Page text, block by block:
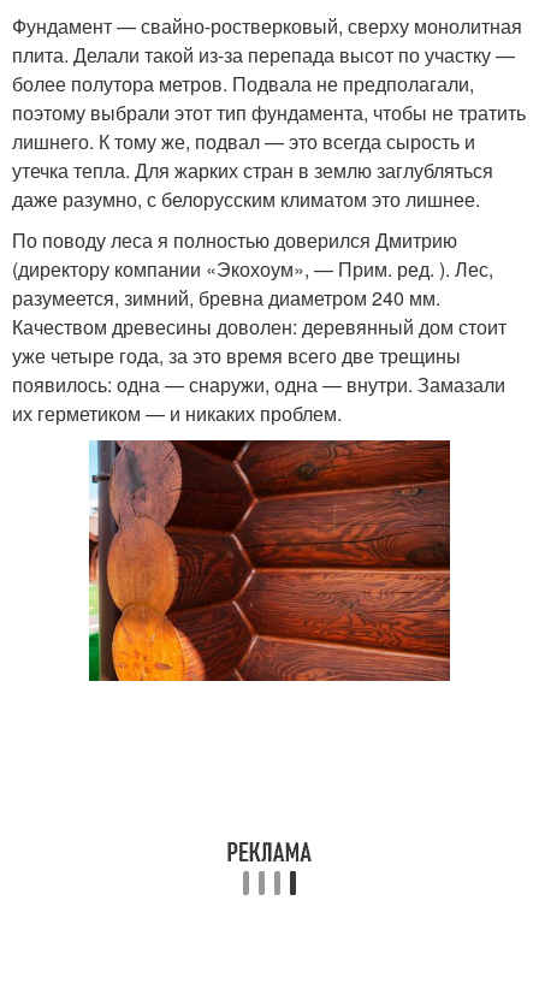
Фундамент — свайно-ростверковый, сверху монолитная
плита. Делали такой из-за перепада высот по участку —
более полутора метров. Подвала не предполагали,
поэтому выбрали этот тип фундамента, чтобы не тратить
лишнего. К тому же, подвал — это всегда сырость и
утечка тепла. Для жарких стран в землю заглубляться
даже разумно, с белорусским климатом это лишнее.
По поводу леса я полностью доверился Дмитрию
(директору компании «Экохоум», — Прим. ред. ). Лес,
разумеется, зимний, бревна диаметром 240 мм.
Качеством древесины доволен: деревянный дом стоит
уже четыре года, за это время всего две трещины
появилось: одна — снаружи, одна — внутри. Замазали
их герметиком — и никаких проблем.